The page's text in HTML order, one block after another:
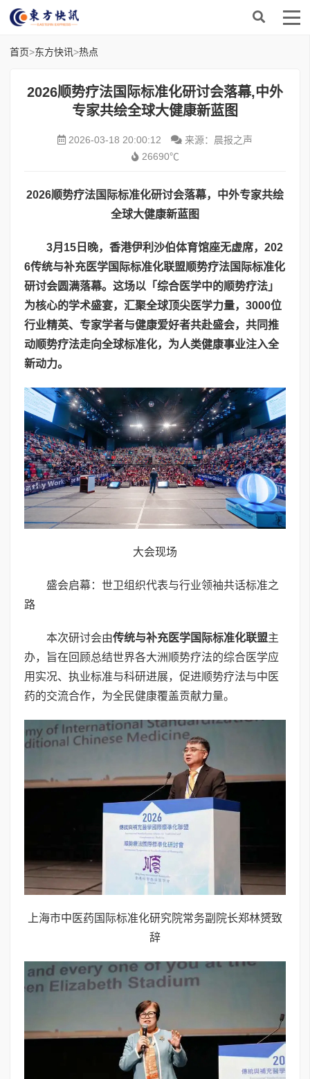
首页>东方快讯>热点
​2026顺势疗法国际标准化研讨会落幕,中外
专家共绘全球大健康新蓝图
2026-03-18 20:00:12
来源：晨报之声
26690℃
2026顺势疗法国际标准化研讨会落幕，中外专家共绘
全球大健康新蓝图
3月 15 日晚，香港伊利沙伯体育馆座无虚席， 202
6传统与补充医学国际标准化联盟顺势疗法国际标准化
研讨会圆满落幕。这场以「综合医学中的顺势疗法」
为核心的学术盛宴，汇聚全球顶尖医学力量， 3000位
行业精英、专家学者与健康爱好者共赴盛会，共同推
动顺势疗法走向全球标准化，为人类健康事业注入全
新动力。
大会现场
盛会启幕：世卫组织代表与行业领袖共话标准之
路
本次研讨会由传统与补充医学国际标准化联盟主
办，旨在回顾总结世界各大洲顺势疗法的综合医学应
用实况、执业标准与科研进展，促进顺势疗法与中医
药的交流合作，为全民健康覆盖贡献力量。
上海市中医药国际标准化研究院常务副院长郑林赟致
辞